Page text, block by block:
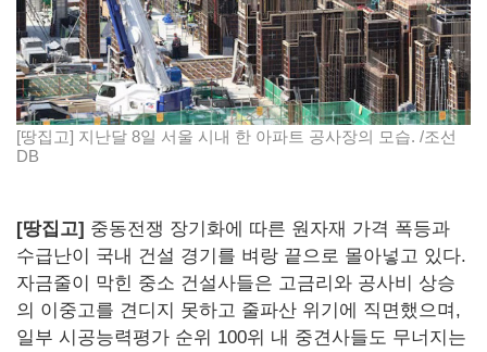
[땅집고] 지난달 8일 서울 시내 한 아파트 공사장의 모습. /조선
DB
[땅집고] 중동전쟁 장기화에 따른 원자재 가격 폭등과
수급난이 국내 건설 경기를 벼랑 끝으로 몰아넣고 있다.
자금줄이 막힌 중소 건설사들은 고금리와 공사비 상승
의 이중고를 견디지 못하고 줄파산 위기에 직면했으며,
일부 시공능력평가 순위 100위 내 중견사들도 무너지는